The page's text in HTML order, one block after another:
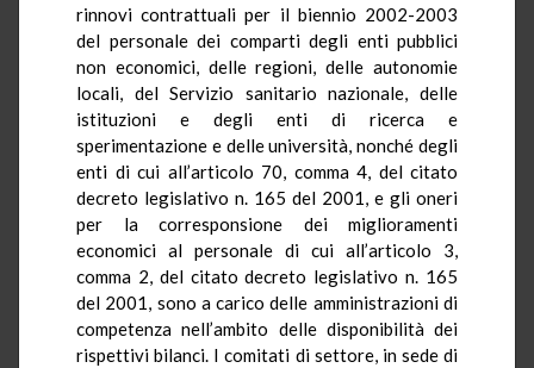
rinnovi contrattuali per il biennio 2002-2003
del personale dei comparti degli enti pubblici
non economici, delle regioni, delle autonomie
locali, del Servizio sanitario nazionale, delle
istituzioni e degli enti di ricerca e
sperimentazione e delle università, nonché degli
enti di cui all’articolo 70, comma 4, del citato
decreto legislativo n. 165 del 2001, e gli oneri
per la corresponsione dei miglioramenti
economici al personale di cui all’articolo 3,
comma 2, del citato decreto legislativo n. 165
del 2001, sono a carico delle amministrazioni di
competenza nell’ambito delle disponibilità dei
rispettivi bilanci. I comitati di settore, in sede di